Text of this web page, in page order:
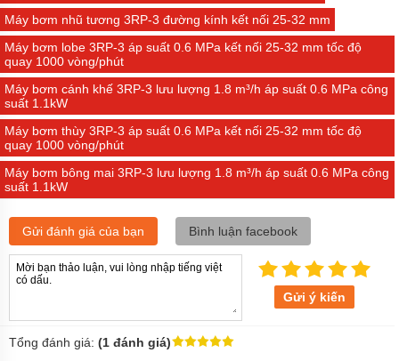
Máy bơm nhũ tương 3RP-3 đường kính kết nối 25-32 mm
Máy bơm lobe 3RP-3 áp suất 0.6 MPa kết nối 25-32 mm tốc độ
quay 1000 vòng/phút
Máy bơm cánh khế 3RP-3 lưu lượng 1.8 m³/h áp suất 0.6 MPa công
suất 1.1kW
Máy bơm thùy 3RP-3 áp suất 0.6 MPa kết nối 25-32 mm tốc độ
quay 1000 vòng/phút
Máy bơm bông mai 3RP-3 lưu lượng 1.8 m³/h áp suất 0.6 MPa công
suất 1.1kW
Gửi đánh giá của bạn Bình luận facebook
Gửi ý kiến
Tổng đánh giá: (1 đánh giá)